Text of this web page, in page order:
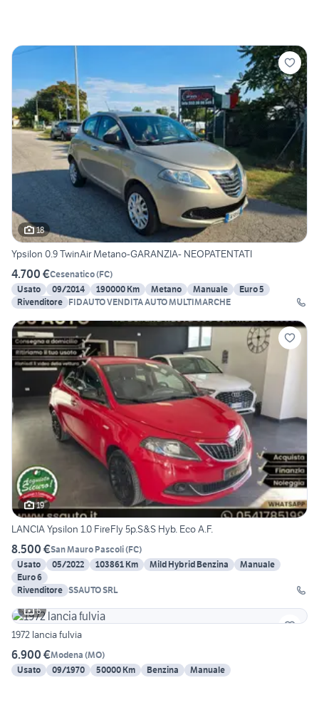
18
Ypsilon 0.9 TwinAir Metano-GARANZIA- NEOPATENTATI
4.700 €Cesenatico(FC)
Usato
09/2014 190000 Km Metano Manuale
Euro 5
Rivenditore FIDAUTO VENDITA AUTO MULTIMARCHE
19
LANCIA Ypsilon 1.0 FireFly 5p.S&S Hyb. Eco A.F.
8.500 €San Mauro Pascoli(FC)
Usato
05/2022 103861 Km Mild Hybrid Benzina
Manuale
Euro 6
Rivenditore SSAUTO SRL
6
1972 lancia fulvia
6.900 €Modena (MO)
Usato
09/1970 50000 Km Benzina Manuale